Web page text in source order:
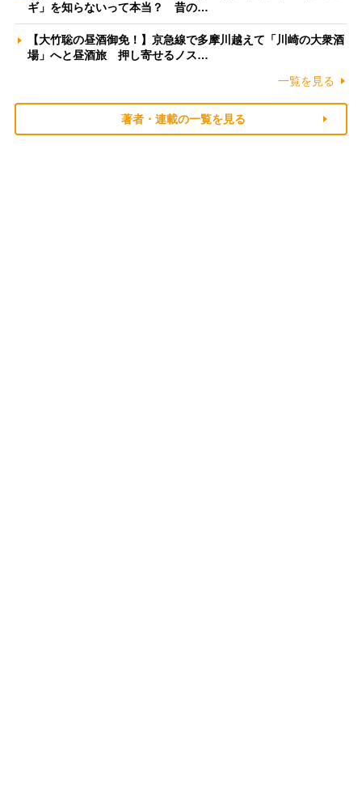
ギ」を知らないって本当？ 昔の…
【大竹聡の昼酒御免！】京急線で多摩川越えて「川崎の大衆酒
場」へと昼酒旅 押し寄せるノス…
一覧を見る
著者・連載の一覧を見る